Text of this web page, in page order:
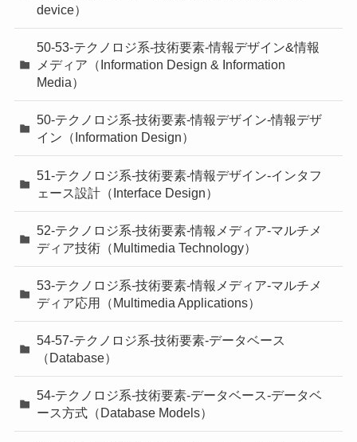
device）
50-53-テクノロジ系-技術要素-情報デザイン&情報
メディア（Information Design & Information
Media）
50-テクノロジ系-技術要素-情報デザイン-情報デザ
イン（Information Design）
51-テクノロジ系-技術要素-情報デザイン-インタフ
ェース設計（Interface Design）
52-テクノロジ系-技術要素-情報メディア-マルチメ
ディア技術（Multimedia Technology）
53-テクノロジ系-技術要素-情報メディア-マルチメ
ディア応用（Multimedia Applications）
54-57-テクノロジ系-技術要素-データベース
（Database）
54-テクノロジ系-技術要素-データベース-データベ
ース方式（Database Models）